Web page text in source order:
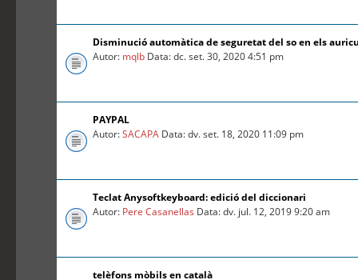
Disminució automàtica de seguretat del so en els
Autor: mqlb Data: dc. set. 30, 2020 4:51 pm
PAYPAL
Autor:SACAPA Data: dv. set. 18, 2020 11:09 pm
Teclat Anysoftkeyboard: edició del diccionari
Autor: Pere Casanellas Data: dv. jul. 12, 2019 9:20 am
telèfons mòbils en català